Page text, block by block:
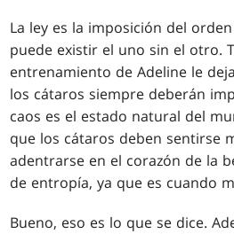
La ley es la imposición del
puede existir el uno sin el otro.
entrenamiento de Adeline le
los cátaros siempre deberán
caos es el estado natural del
que los cátaros deben sentirse
adentrarse en el corazón de la
de entropía, ya que es cuando
Bueno, eso es lo que se dice.